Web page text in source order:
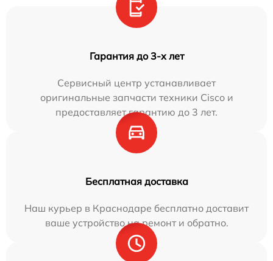
Гарантия до 3-х лет
Сервисный центр устанавливает
оригинальные запчасти техники Cisco и
предоставляет гарантию до 3 лет.
Бесплатная доставка
Наш курьер в Краснодаре бесплатно доставит
ваше устройство на ремонт и обратно.